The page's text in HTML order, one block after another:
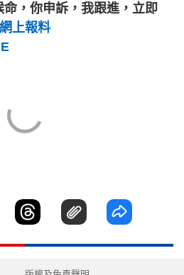
命，你申訴，我跟進，立即
網上報料